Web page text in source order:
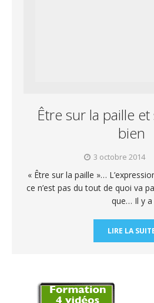
Être sur la paille et
bien
3 octobre 2014
« Être sur la paille »…
ce n’est pas du tout de quoi va
que… Il y a
LIRE LA